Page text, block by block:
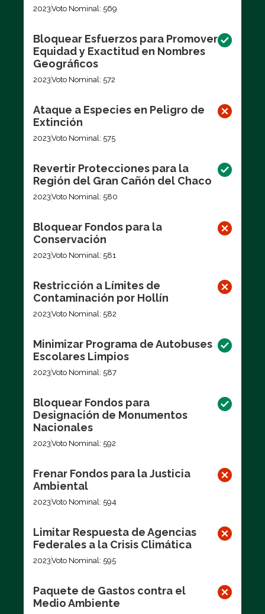
2023Voto Nominal: 569
Bloquear Esfuerzos para Promover
Equidad y Exactitud en Nombres
Geográficos
2023Voto Nominal: 572
Ataque a Especies en Peligro de
Extinción
2023Voto Nominal: 575
Revertir Protecciones para la
Región del Gran Cañón del Chaco
2023Voto Nominal: 580
Bloquear Fondos para la
Conservación
2023Voto Nominal: 581
Restricción a Límites de
Contaminación por Hollín
2023Voto Nominal: 582
Minimizar Programa de Autobuses
Escolares Limpios
2023Voto Nominal: 587
Bloquear Fondos para
Designación de Monumentos
Nacionales
2023Voto Nominal: 592
Frenar Fondos para la Justicia
Ambiental
2023Voto Nominal: 594
Limitar Respuesta de Agencias
Federales a la Crisis Climática
2023Voto Nominal: 595
Paquete de Gastos contra el
Medio Ambiente